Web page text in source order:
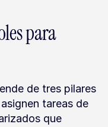
para
de tres pilares
tareas de
que